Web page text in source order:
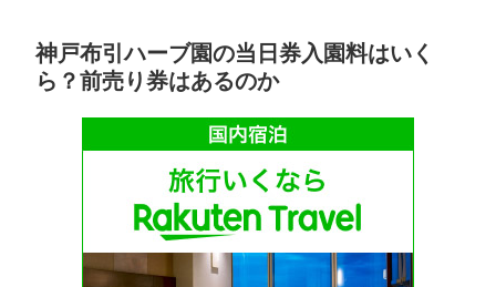
神戸布引ハーブ園の当日券入園料はいく
ら？前売り券はあるのか